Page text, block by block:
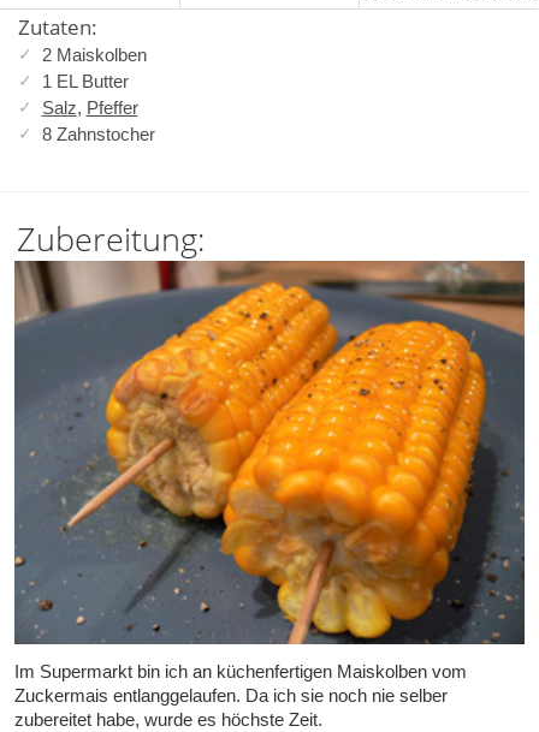
Zutaten:
2 Maiskolben
1 EL Butter
Salz, Pfeffer
8 Zahnstocher
Zubereitung:
Im Supermarkt bin ich an küchenfertigen Maiskolben vom
Zuckermais entlanggelaufen. Da ich sie noch nie selber
zubereitet habe, wurde es höchste Zeit.